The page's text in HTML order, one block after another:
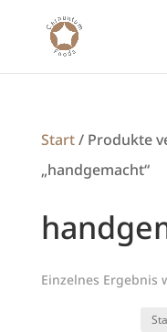
Start/ Produkte
„handgemacht“
Einzelnes Ergebnis